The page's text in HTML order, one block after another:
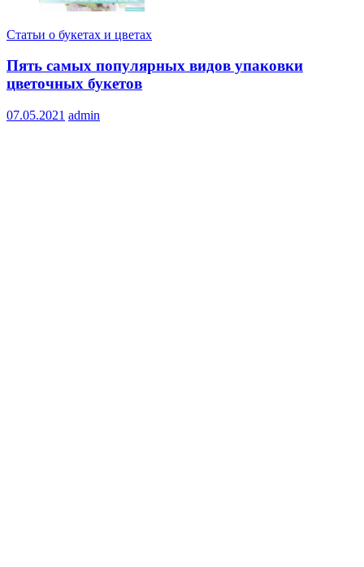
Статьи о букетах и цветах
Пять самых популярных видов упаковки
цветочных букетов
07.05.2021 admin